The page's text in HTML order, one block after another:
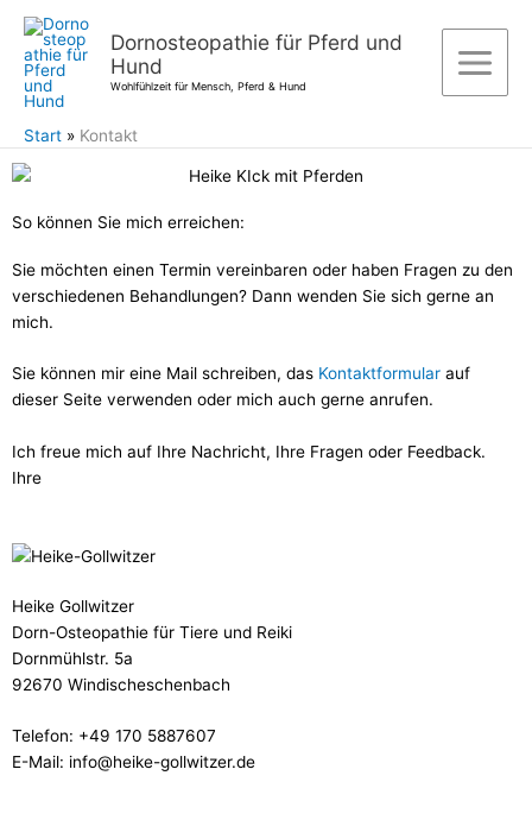
Inhalt
springen
Dornosteopathie für Pferd und
Hund
Wohlfühlzeit für Mensch, Pferd & Hund
Start Kontakt
So können Sie mich erreichen:
Sie möchten einen Termin vereinbaren oder haben Fragen zu den
verschiedenen Behandlungen? Dann wenden Sie sich gerne an
mich.
Sie können mir eine Mail schreiben, das Kontaktformular auf
dieser Seite verwenden oder mich auch gerne anrufen.
Ich freue mich auf Ihre Nachricht, Ihre Fragen oder Feedback.
Ihre
Heike Gollwitzer
Dorn-Osteopathie für Tiere und Reiki
Dornmühlstr. 5a
92670 Windischeschenbach
Telefon: +49 170 5887607
E-Mail: info@heike-gollwitzer.de